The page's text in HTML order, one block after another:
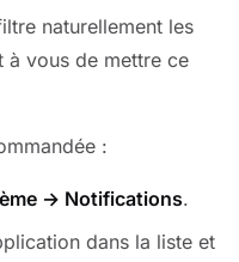
naturellement les
à vous de mettre ce
:
→ Notifications.
dans la liste et